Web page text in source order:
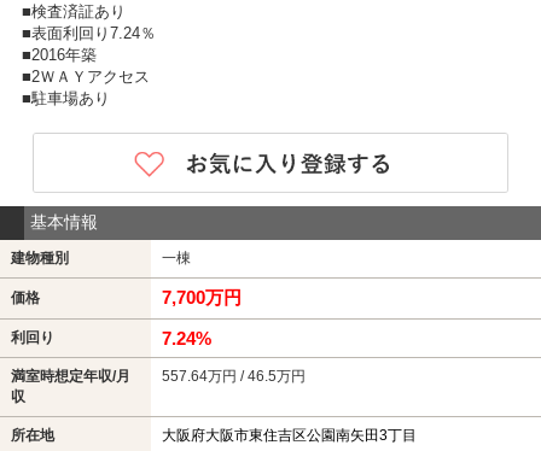
■検査済証あり
■表面利回り7.24％
■2016年築
■2ＷＡＹアクセス
■駐車場あり
基本情報
建物種別 一棟
価格 7,700万円
利回り 7.24%
満室時想定年収/月
収
557.64万円 / 46.5万円
所在地 大阪府大阪市東住吉区公園南矢田3丁目